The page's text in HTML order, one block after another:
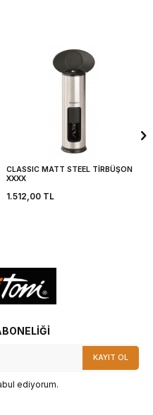
CLASSIC MATT STEEL TİRBÜŞON
XXXX
1.512,00TL
KAYIT OL
ediyorum.